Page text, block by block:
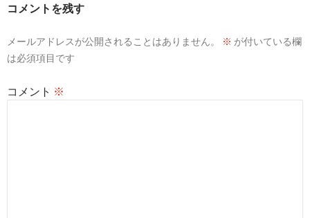
ョ
コメントを残す
メールアドレスが公開されることはありません。 ※ が付いている欄
は必須項目です
コメント ※